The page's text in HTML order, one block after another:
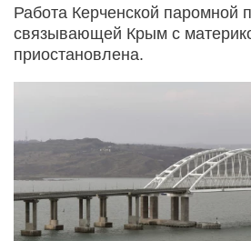
Работа Керченской паромной
связывающей Крым с
приостановлена.